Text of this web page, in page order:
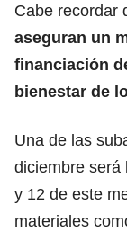
Cabe recordar
aseguran un
financiación
bienestar de
Una de las
diciembre será
y 12 de este
materiales